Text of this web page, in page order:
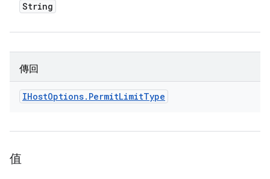
String
傳回
IHostOptions. PermitLimitType
值